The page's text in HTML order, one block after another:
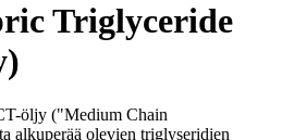
Triglyceride
öljy ("Medium Chain
alkuperää olevien triglyseridien